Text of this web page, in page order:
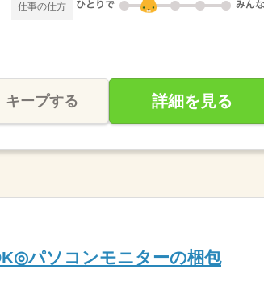
仕事の仕方
キープする 詳細を見る
パソコンモニターの梱包